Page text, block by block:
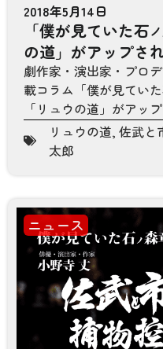
2018年5月14日
「僕が見ていた石ノ
の道」がアップさ
劇作家・演出家・プロ
載コラム「僕が見てい
「リュウの道」がアッ
リュウの道, 佐武と
太郎
ニュース